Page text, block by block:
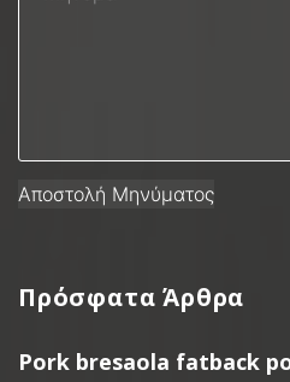
Πρόσφατα Άρθρα
Pork bresaola fatback